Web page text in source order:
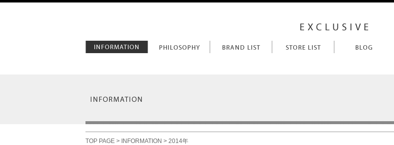
TOP PAGE > INFORMATION > 2014年